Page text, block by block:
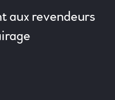
aux revendeurs